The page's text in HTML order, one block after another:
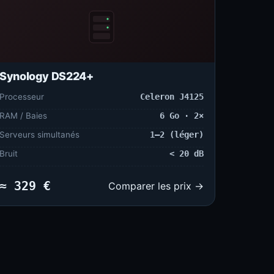
Synology DS224+
Processeur
Celeron J4125
RAM / Baies
6 Go · 2×
Serveurs simultanés
1–2 (léger)
Bruit
< 20 dB
≈ 329 € Comparer les prix →